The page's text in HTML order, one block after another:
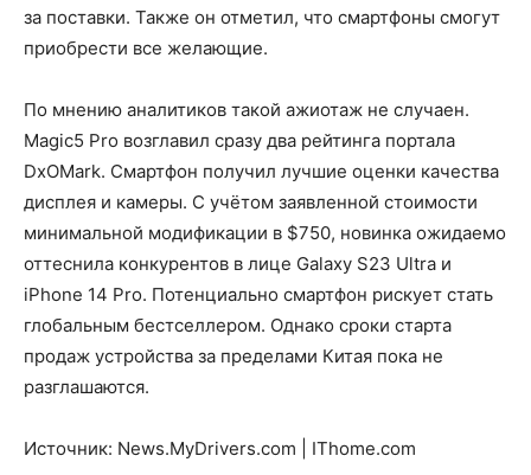
за поставки. Также он отметил, что смартфоны смогут
приобрести все желающие.
По мнению аналитиков такой ажиотаж не случаен.
Magic5 Pro возглавил сразу два рейтинга портала
DxOMark. Смартфон получил лучшие оценки качества
дисплея и камеры. С учётом заявленной стоимости
минимальной модификации в $750, новинка ожидаемо
оттеснила конкурентов в лице Galaxy S23 Ultra и
iPhone 14 Pro. Потенциально смартфон рискует стать
глобальным бестселлером. Однако сроки старта
продаж устройства за пределами Китая пока не
разглашаются.
Источник: News.MyDrivers.com | IThome.com